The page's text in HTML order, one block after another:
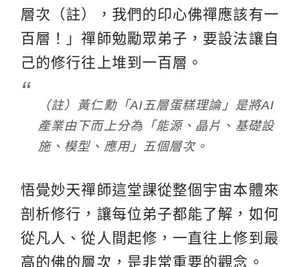
層次（註），我們的印心佛禪應該有一
百層！」禪師勉勵眾弟子，要設法讓自
己的修行往上堆到一百層。
（註）黃仁勳「AI五層蛋糕理論」是將AI
產業由下而上分為「能源、晶片、基礎設
施、模型、應用」五個層次。
悟覺妙天禪師這堂課從整個宇宙本體來
剖析修行，讓每位弟子都能了解，如何
從凡人、從人間起修，一直往上修到最
高的佛的層次，是非常重要的觀念。